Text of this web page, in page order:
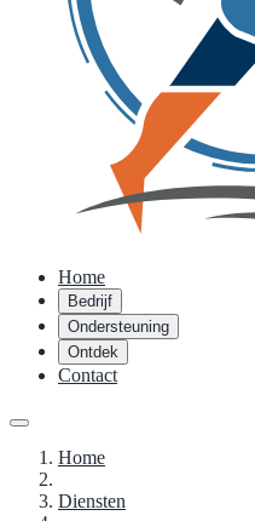
Home
Bedrijf
Ondersteuning
Ontdek
Contact
Home
Diensten